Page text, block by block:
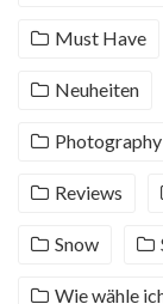
Must Have
Neuheiten
Photography
Reviews
Snow
Wie wähle